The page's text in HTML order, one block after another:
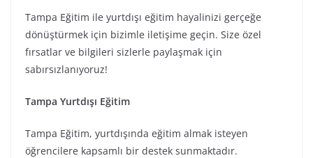
Tampa Eğitim ile yurtdışı eğitim hayalinizi gerçeğe
dönüştürmek için bizimle iletişime geçin. Size özel
fırsatlar ve bilgileri sizlerle paylaşmak için
sabırsızlanıyoruz!
Tampa Yurtdışı Eğitim
Tampa Eğitim, yurtdışında eğitim almak isteyen
öğrencilere kapsamlı bir destek sunmaktadır.